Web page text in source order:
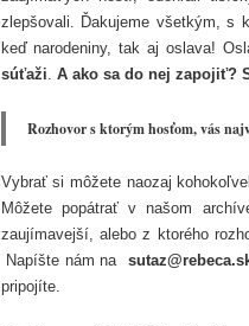
zlepšovali. Ďakujeme všetkým, s
keď narodeniny, tak aj oslava!
súťaži. A ako sa do nej zapojiť?
Rozhovor s ktorým hosťom, vás
Vybrať si môžete naozaj
Môžete popátrať v našom
zaujímavejší, alebo z ktorého
Napíšte nám na
pripojíte.